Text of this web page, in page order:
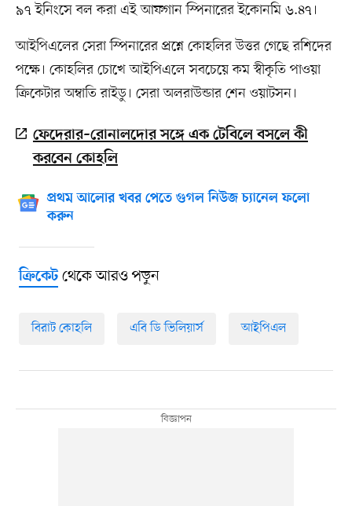
৯৭ ইনিংসে বল করা এই আফগান স্পিনারের ইকোনমি ৬.৪৭।
আইপিএলের সেরা স্পিনারের প্রশ্নে কোহলির উত্তর গেছে রশিদের
পক্ষে। কোহলির চোখে আইপিএলে সবচেয়ে কম স্বীকৃতি পাওয়া
ক্রিকেটার অম্বাতি রাইডু। সেরা অলরাউন্ডার শেন ওয়াটসন।
ফেদেরার–রোনালদোর সঙ্গে এক টেবিলে বসলে কী
করবেন কোহলি
প্রথম আলোর খবর পেতে গুগল নিউজ চ্যানেল ফলো
করুন
ক্রিকেটথেকে আরও পড়ুন
বিরাট কোহলি এবি ডি ভিলিয়ার্স আইপিএল